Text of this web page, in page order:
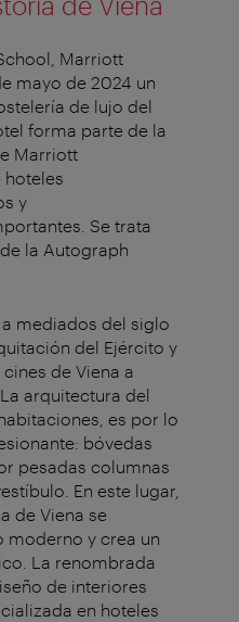
Marriott
mayo de 2024 un
de lujo del
forma parte de la
Marriott
hoteles
y
Se trata
la Autograph
mediados del siglo
del Ejército y
de Viena a
arquitectura del
es por lo
bóvedas
pesadas columnas
En este lugar,
de Viena se
moderno y crea un
La renombrada
de interiores
en hoteles